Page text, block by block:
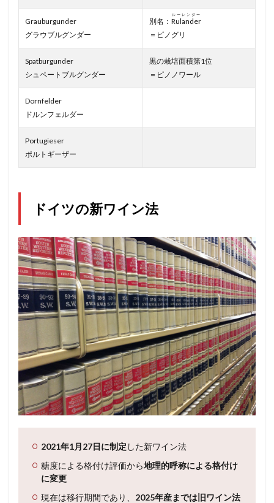
Grauburgunder
グラウブルグンダー
別名： Rulander
ルーレンダー
＝ピノグリ
Spatburgunder
シュペートブルグンダー
黒の栽培面積第1位
＝ピノノワール
Dornfelder
ドルンフェルダー
Portugieser
ポルトギーザー
ドイツの新ワイン法
2021年1月27日に制定 した新ワイン法
糖度による格付け評価から地理的呼称による格付け
に変更
現在は移行期間であり、 2025年産までは旧ワイン法